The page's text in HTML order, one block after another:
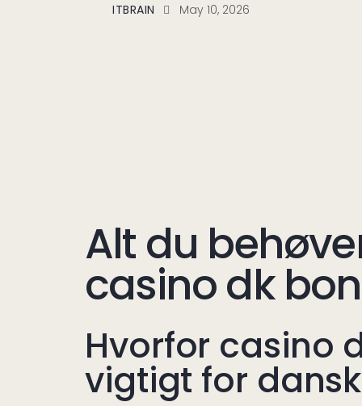
ITBRAIN May 10, 2026
Alt du
casino dk
Hvorfor casino
vigtigt for